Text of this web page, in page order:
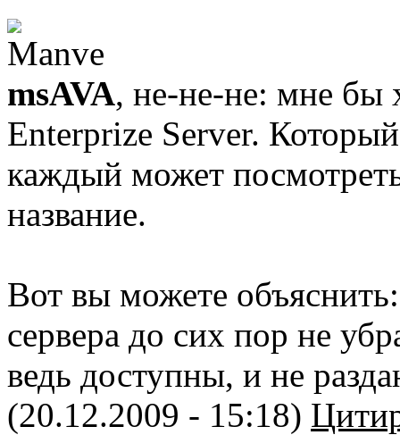
msAVA, не-не-не: мне бы
Enterprize Server.
каждый может
название.
Вот вы можете
сервера до сих пор не
ведь доступны, и не
(20.12.2009 - 15:18)